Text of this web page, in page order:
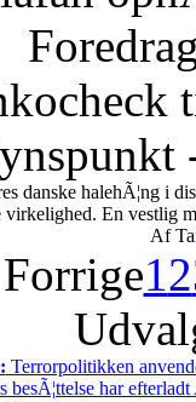
danske halehÃ¦ng i
En vestlig
Af
12
Terrorpolitikken
besÃ¦ttelse har